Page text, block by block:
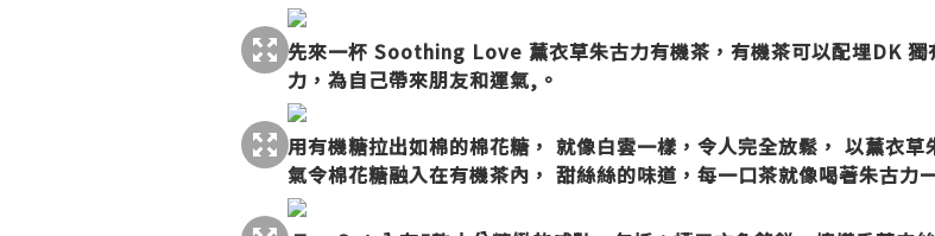
先來一杯 Soothing Love 薰衣草朱古力有機茶，有機茶可以配埋DK 獨
力，為自己帶來朋友和運氣,。
用有機糖拉出如棉的棉花糖， 就像白雲一樣，令人完全放鬆， 以薰衣
氣令棉花糖融入在有機茶內， 甜絲絲的味道，每一口茶就像喝著朱古力